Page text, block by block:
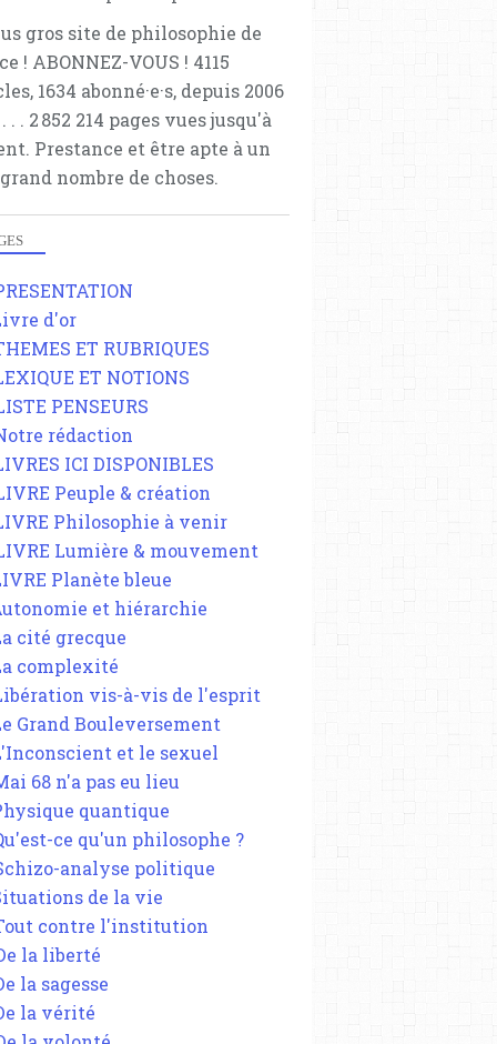
gros site de philosophie de
! ABONNEZ-VOUS ! 4115
1634 abonné·e·s, depuis 2006
. . . 2 852 214 pages vues jusqu'à
Prestance et être apte à un
nombre de choses.
d'or
ET RUBRIQUES
ET NOTIONS
PENSEURS
rédaction
ICI DISPONIBLES
Peuple & création
Philosophie à venir
Lumière & mouvement
Planète bleue
et hiérarchie
cité grecque
complexité
vis-à-vis de l'esprit
Grand Bouleversement
et le sexuel
68 n'a pas eu lieu
quantique
ce qu'un philosophe ?
analyse politique
de la vie
contre l'institution
la liberté
la sagesse
la vérité